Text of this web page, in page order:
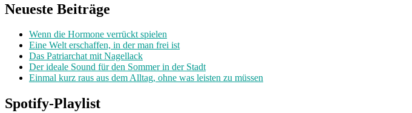
Neueste Beiträge
Wenn die Hormone verrückt spielen
Eine Welt erschaffen, in der man frei ist
Das Patriarchat mit Nagellack
Der ideale Sound für den Sommer in der Stadt
Einmal kurz raus aus dem Alltag, ohne was leisten zu müssen
Spotify-Playlist